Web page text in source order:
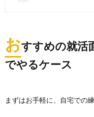
おすすめの就活
でやるケース
まずはお手軽に、自宅での